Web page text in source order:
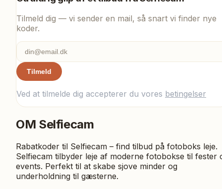
Tilmeld dig — vi sender en mail, så snart vi finder nye
koder.
Tilmeld
Ved at tilmelde dig accepterer du vores betingelser
OM Selfiecam
Rabatkoder til Selfiecam – find tilbud på fotoboks leje.
Selfiecam tilbyder leje af moderne fotobokse til fester
events. Perfekt til at skabe sjove minder og
underholdning til gæsterne.